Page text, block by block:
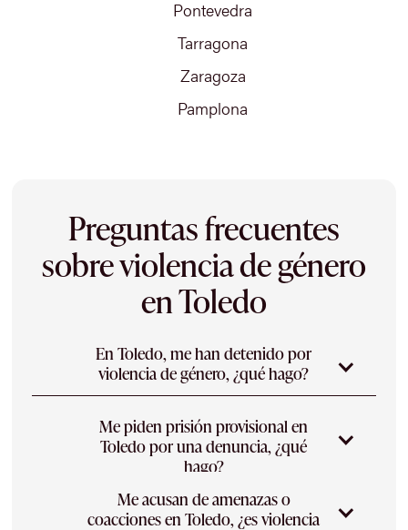
Pontevedra
Tarragona
Zaragoza
Pamplona
Preguntas frecuentes
sobre violencia de género
en Toledo
En Toledo, me han detenido por
violencia de género, ¿qué hago?
Lo más prudente es no declarar sin abogado:
tienes derecho a guardar silencio, a asistencia
letrada y a un plazo máximo de detención. En
Toledo te asisto desde el primer momento ante
el Juzgado de Violencia sobre la Mujer de
Toledo, controlando la legalidad de la
Me piden prisión provisional en
Toledo por una denuncia, ¿qué
hago?
La prisión provisional puede pedirse en estos
Me acusan de amenazas o
coacciones en Toledo, ¿es violencia